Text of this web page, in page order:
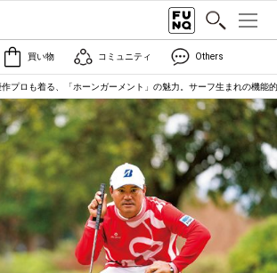
買い物 コミュニティ Others
プロも着る、「ホーンガーメント」の魅力。サーフ生まれの機能